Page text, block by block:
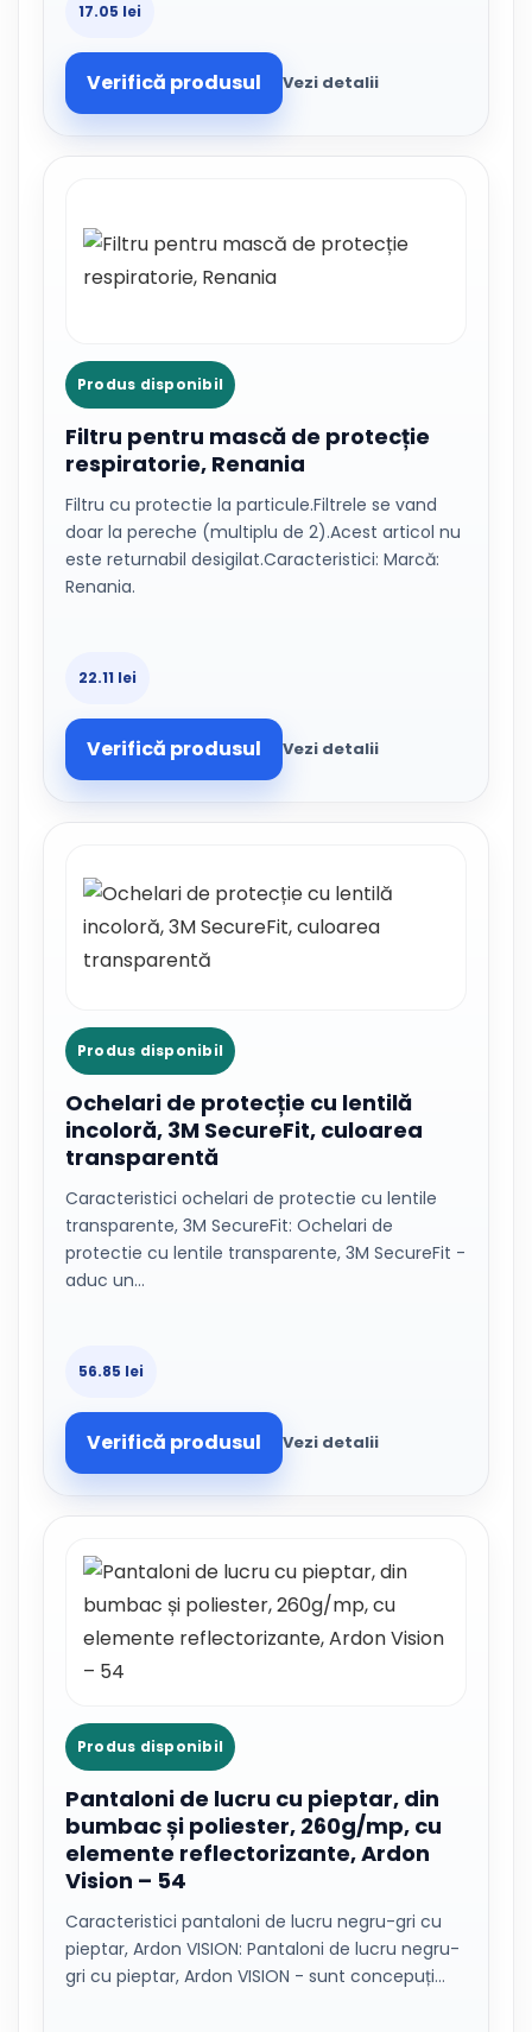
17.05 lei
Verifică produsul Vezi detalii
Produs disponibil
Filtru pentru mască de protecție
respiratorie, Renania
Filtru cu protectie la particule.Filtrele se vand
doar la pereche (multiplu de 2).Acest articol nu
este returnabil desigilat.Caracteristici: Marcă:
Renania.
22.11 lei
Verifică produsul Vezi detalii
Produs disponibil
Ochelari de protecție cu lentilă
incoloră, 3M SecureFit, culoarea
transparentă
Caracteristici ochelari de protectie cu lentile
transparente, 3M SecureFit: Ochelari de
protectie cu lentile transparente, 3M SecureFit -
aduc un…
56.85 lei
Verifică produsul Vezi detalii
Produs disponibil
Pantaloni de lucru cu pieptar, din
bumbac și poliester, 260g/mp, cu
elemente reflectorizante, Ardon
Vision – 54
Caracteristici pantaloni de lucru negru-gri cu
pieptar, Ardon VISION: Pantaloni de lucru negru-
gri cu pieptar, Ardon VISION - sunt concepuți…